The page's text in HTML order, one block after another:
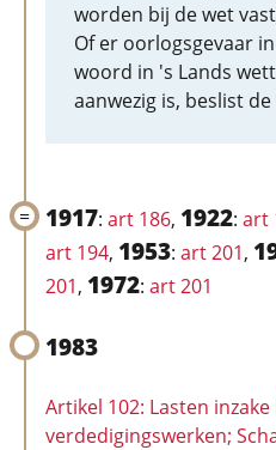
worden bij de wet
Of er oorlogsgevaar
woord in 's Lands
aanwezig is, beslist
1917: art 186, 1922: art
art 194, 1953: art 201,
201, 1972: art 201
1983
Artikel 102: Lasten
verdedigingswerken;